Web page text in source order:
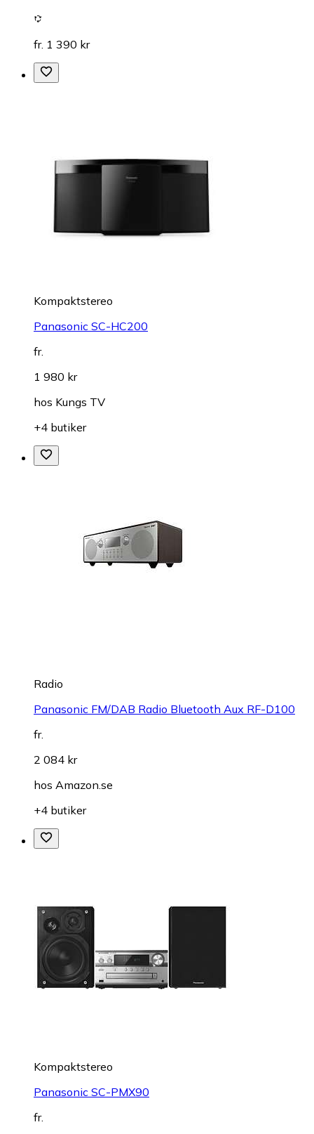
fr. 1 390 kr
Kompaktstereo
Panasonic SC-HC200
fr.
1 980 kr
hos Kungs TV
+4 butiker
Radio
Panasonic FM/DAB Radio Bluetooth Aux RF-D100
fr.
2 084 kr
hos Amazon.se
+4 butiker
Kompaktstereo
Panasonic SC-PMX90
fr.